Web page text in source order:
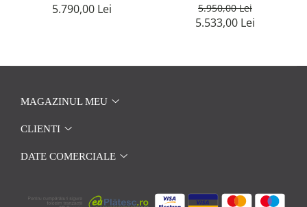
5.790,00 Lei 5.950,00 Lei
5.533,00 Lei
MAGAZINUL MEU
CLIENTI
DATE COMERCIALE